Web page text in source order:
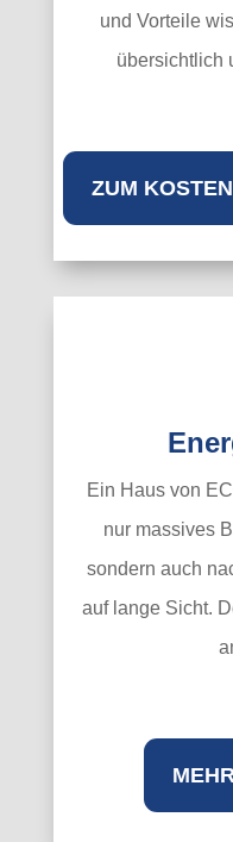
und Vorteile
übersichtlich
ZUM
Ein Haus von
nur massives
sondern auch
auf lange Sicht.